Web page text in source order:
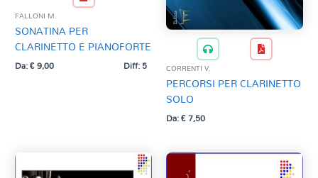
FALLONI M.
SONATINA PER
CLARINETTO E PIANOFORTE
Da:€9,00 Diff: 5 CORRENTI V.
PERCORSI PER CLARINETTO
SOLO
Da:€7,50